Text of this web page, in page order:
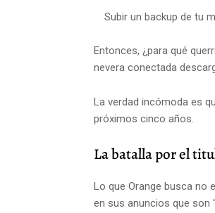
Subir un backup de tu
Entonces, ¿para qué
nevera conectada
La verdad incómoda es
próximos cinco años.
La batalla por el
Lo que Orange busca no
en sus anuncios que son